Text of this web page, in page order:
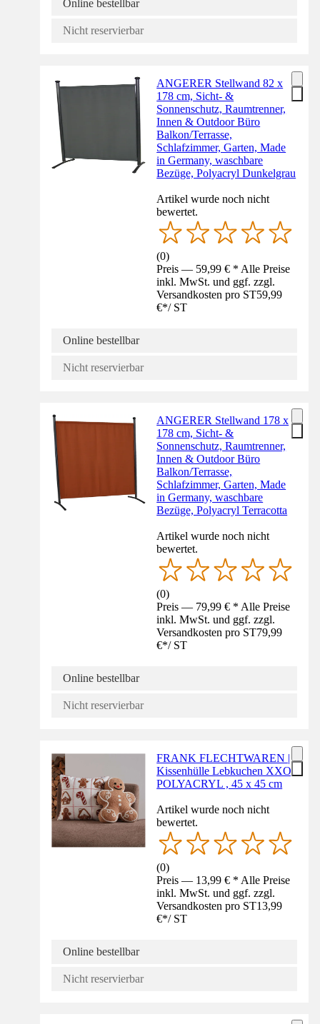
Online bestellbar
Nicht reservierbar
ANGERER Stellwand 82 x
178 cm, Sicht- &
Sonnenschutz, Raumtrenner,
Innen & Outdoor Büro
Balkon/Terrasse,
Schlafzimmer, Garten, Made
in Germany, waschbare
Bezüge, Polyacryl Dunkelgrau
Artikel wurde noch nicht
bewertet.
(0)
Preis — 59,99 € * Alle Preise
inkl. MwSt. und ggf. zzgl.
Versandkosten pro ST59,99
€*/ ST
Online bestellbar
Nicht reservierbar
ANGERER Stellwand 178 x
178 cm, Sicht- &
Sonnenschutz, Raumtrenner,
Innen & Outdoor Büro
Balkon/Terrasse,
Schlafzimmer, Garten, Made
in Germany, waschbare
Bezüge, Polyacryl Terracotta
Artikel wurde noch nicht
bewertet.
(0)
Preis — 79,99 € * Alle Preise
inkl. MwSt. und ggf. zzgl.
Versandkosten pro ST79,99
€*/ ST
Online bestellbar
Nicht reservierbar
FRANK FLECHTWAREN |
Kissenhülle Lebkuchen XXO,
POLYACRYL , 45 x 45 cm
Artikel wurde noch nicht
bewertet.
(0)
Preis — 13,99 € * Alle Preise
inkl. MwSt. und ggf. zzgl.
Versandkosten pro ST13,99
€*/ ST
Online bestellbar
Nicht reservierbar